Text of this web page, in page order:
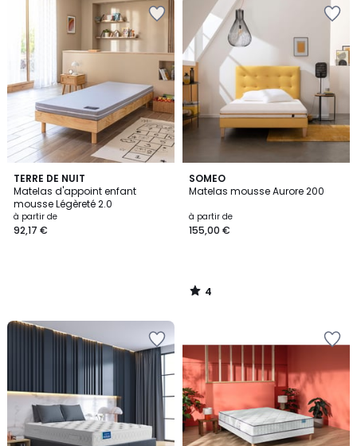
TERRE DE NUIT
Matelas d'appoint enfant
mousse Légèreté 2.0
à partir de
92,17 €
SOMEO
Matelas mousse Aurore 200
à partir de
155,00 €
4
/
4
/